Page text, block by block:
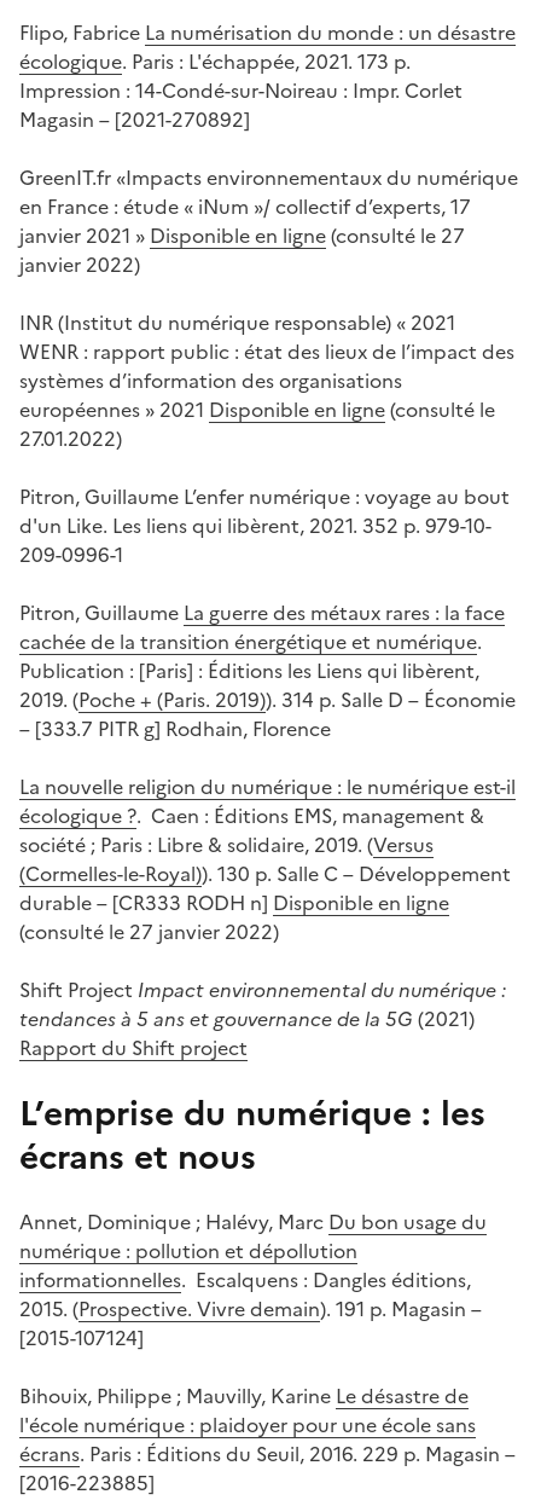
Flipo, Fabrice La numérisation du monde : un désastre
écologique. Paris : L'échappée, 2021. 173 p.
Impression : 14-Condé-sur-Noireau : Impr. Corlet
Magasin – [2021-270892]
GreenIT.fr «Impacts environnementaux du numérique
en France : étude « iNum »/ collectif d’experts, 17
janvier 2021 » Disponible en ligne(consulté le 27
janvier 2022)
INR (Institut du numérique responsable) « 2021
WENR : rapport public : état des lieux de l’impact des
systèmes d’information des organisations
européennes » 2021 Disponible en ligne(consulté le
27.01.2022)
Pitron, Guillaume L’enfer numérique : voyage au bout
d'un Like. Les liens qui libèrent, 2021. 352 p. 979-10-
209-0996-1
Pitron, Guillaume La guerre des métaux rares : la face
cachée de la transition énergétique et numérique.
Publication : [Paris] : Éditions les Liens qui libèrent,
2019. (Poche + (Paris. 2019)). 314 p. Salle D – Économie
– [333.7 PITR g] Rodhain, Florence
La nouvelle religion du numérique : le numérique est-il
écologique ?. Caen : Éditions EMS, management &
société ; Paris : Libre & solidaire, 2019. (Versus
(Cormelles-le-Royal)). 130 p. Salle C – Développement
durable – [CR333 RODH n] Disponible en ligne
(consulté le 27 janvier 2022)
Shift Project Impact environnemental du numérique :
tendances à 5 ans et gouvernance de la 5G (2021)
Rapport du Shift project
L’emprise du numérique : les
écrans et nous
Annet, Dominique ; Halévy, Marc Du bon usage du
numérique : pollution et dépollution
informationnelles. Escalquens : Dangles éditions,
2015. (Prospective. Vivre demain). 191 p. Magasin –
[2015-107124]
Bihouix, Philippe ; Mauvilly, Karine Le désastre de
l'école numérique : plaidoyer pour une école sans
écrans. Paris : Éditions du Seuil, 2016. 229 p. Magasin –
[2016-223885]